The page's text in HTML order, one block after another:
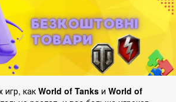
игр, как World of Tanks и World of